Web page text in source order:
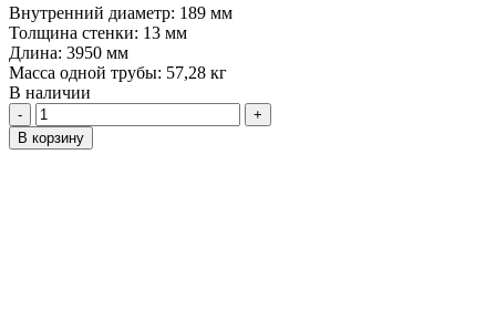
Внутренний диаметр: 189 мм
Толщина стенки: 13 мм
Длина: 3950 мм
Масса одной трубы: 57,28 кг
В наличии
Количество
В корзину